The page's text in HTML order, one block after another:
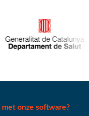
onze software?